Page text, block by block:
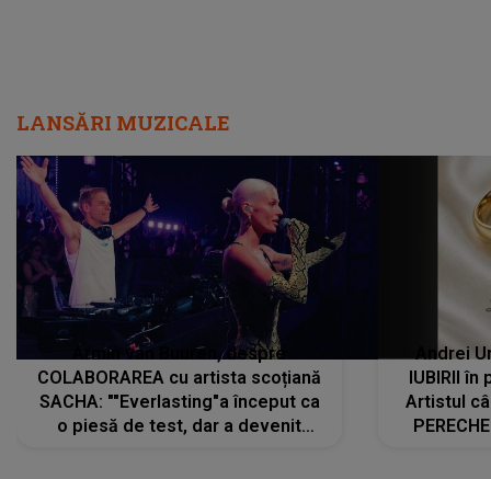
LANSĂRI MUZICALE
Armin van Buuren, despre
COLABORAREA cu artista scoțiană
SACHA: ""Everlasting"a început ca
o piesă de test, dar a devenit
Andrei
IUBIRII în
Artistul